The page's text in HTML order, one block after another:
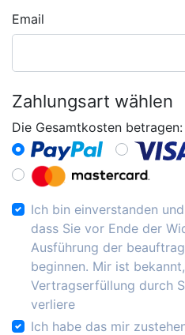
Email
Zahlungsart wählen
Die Gesamtkosten betragen:
Ich bin einverstanden
dass Sie vor Ende der
Ausführung der
beginnen. Mir ist
Vertragserfüllung durch
verliere
Ich habe das mir